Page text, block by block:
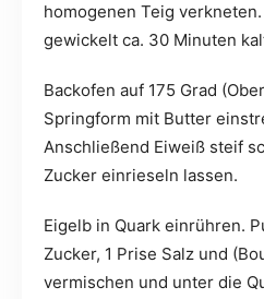
homogenen Teig
gewickelt ca. 30 Minuten
Backofen auf 175 Grad
Springform mit Butter
Anschließend Eiweiß steif
Zucker einrieseln lassen.
Eigelb in Quark einrühren.
Zucker, 1 Prise Salz und
vermischen und unter die